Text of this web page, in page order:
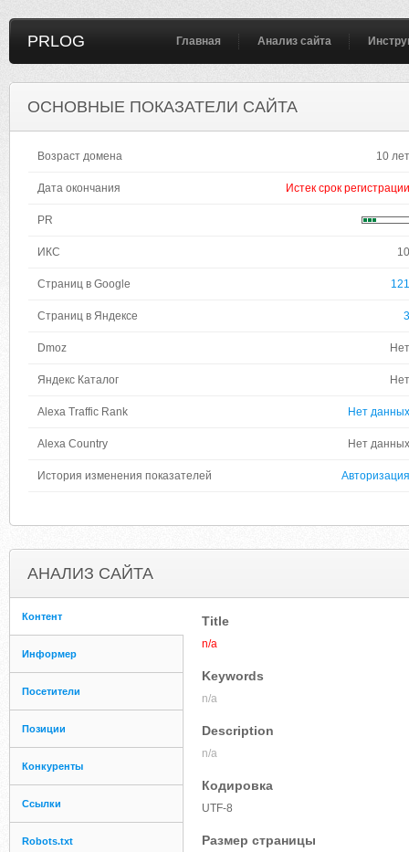
PRLOG Главная Анализ сайта
ОСНОВНЫЕ ПОКАЗАТЕЛИ САЙТА
Возраст домена 10 лет
Дата окончания Истек срок регистрации
PR
ИКС 10
Страниц в Google 121
Страниц в Яндексе 3
Dmoz Нет
Яндекс Каталог Нет
Alexa Traffic Rank Нет данных
Alexa Country Нет данных
История изменения показателей Авторизация
АНАЛИЗ САЙТА
Контент
Информер
Посетители
Позиции
Конкуренты
Ссылки
Robots.txt
Title
n/a
Keywords
n/a
Description
n/a
Кодировка
UTF-8
Размер страницы